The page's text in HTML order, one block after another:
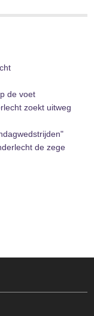
de voet
zoekt uitweg
de zege